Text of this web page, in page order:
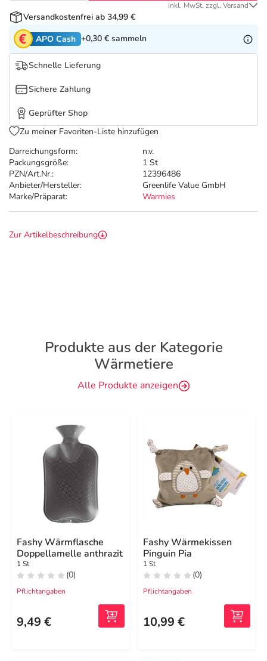
Tierapotheke
Vitamine & Mineralstoffe
Marken
Salus Deals
Darreichungsform:
n.v.
Packungsgröße:
1 St
PZN/Art.Nr.:
12396486
Anbieter/Hersteller:
Greenlife Value GmbH
Marke/Präparat:
Warmies
inkl. MwSt. zzgl. Versand
Versandkostenfrei ab 34,99 €
APO Cash +0,30 € sammeln
Schnelle Lieferung
Sichere Zahlung
Geprüfter Shop
Zu meiner Favoriten-Liste hinzufügen
Zur Artikelbeschreibung
Produkte aus der Kategorie
Wärmetiere
Alle Produkte anzeigen
Fashy Wärmflasche
Doppellamelle anthrazit
1 St
(0)
Pflichtangaben
9,49 €
Fashy Wärmekissen
Pinguin Pia
1 St
(0)
Pflichtangaben
10,99 €